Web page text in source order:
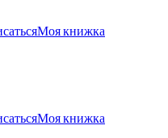
Моя книжка
Моя книжка